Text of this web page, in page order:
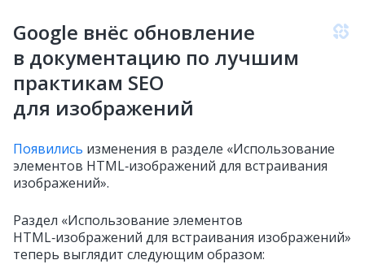
Google внёс обновление
в документацию по лучшим
практикам SEO
для изображений
Появились изменения в разделе «Использование
элементов HTML‑изображений для встраивания
изображений».
Раздел «Использование элементов
HTML‑изображений для встраивания изображений»
теперь выглядит следующим образом: